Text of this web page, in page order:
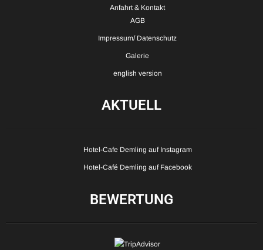
Anfahrt & Kontakt
AGB
Impressum/ Datenschutz
Galerie
english version
AKTUELL
Hotel-Cafe Demling auf Instagram
Hotel-Café Demling auf Facebook
BEWERTUNG